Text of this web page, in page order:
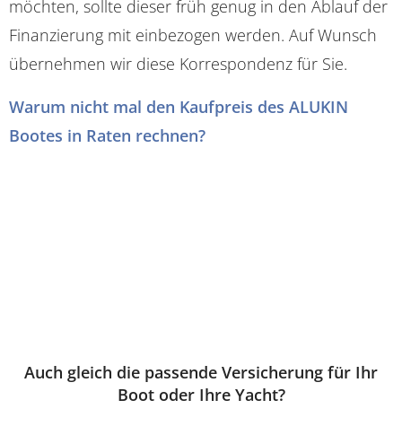
möchten, sollte dieser früh genug in den Ablauf der
Finanzierung mit einbezogen werden. Auf Wunsch
übernehmen wir diese Korrespondenz für Sie.
Warum nicht mal den Kaufpreis des ALUKIN
Bootes in Raten rechnen?
Auch gleich die passende Versicherung für Ihr
Boot oder Ihre Yacht?